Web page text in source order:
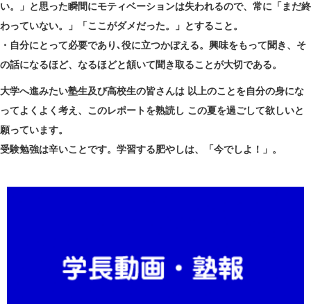
い。」と思った瞬間にモティベーションは失われるので、常に「まだ終
わっていない。」「ここがダメだった。」とすること。
・自分にとって必要であり､役に立つかぼえる。興味をもって聞き、そ
の話になるほど、なるほどと頷いて聞き取ることが大切である。
大学へ進みたい塾生及び高校生の皆さんは 以上のことを自分の身にな
ってよくよく考え、このレポートを熟読し この夏を過ごして欲しいと
願っています。
受験勉強は辛いことです。学習する肥やしは、「今でしよ！」。